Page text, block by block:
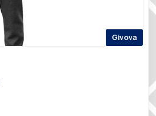
Givova